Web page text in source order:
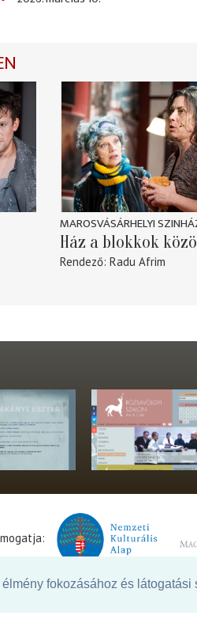
fokozásához és látogatási
MAROSVÁSÁRHELYI
Ház a blokkok
Rendező Radu Afrim